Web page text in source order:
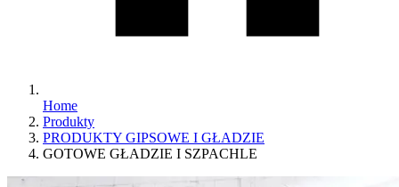
Home
Produkty
PRODUKTY GIPSOWE I GŁADZIE
GOTOWE GŁADZIE I SZPACHLE